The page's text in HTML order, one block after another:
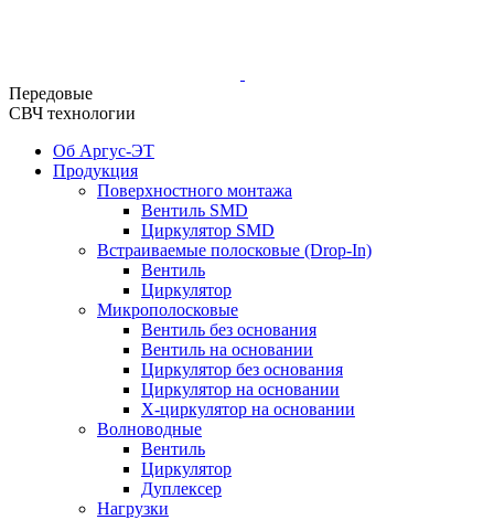
Передовые
СВЧ технологии
Об Аргус-ЭТ
Продукция
Поверхностного монтажа
Вентиль SMD
Циркулятор SMD
Встраиваемые полосковые (Drop-In)
Вентиль
Циркулятор
Микрополосковые
Вентиль без основания
Вентиль на основании
Циркулятор без основания
Циркулятор на основании
Х-циркулятор на основании
Волноводные
Вентиль
Циркулятор
Дуплексер
Нагрузки